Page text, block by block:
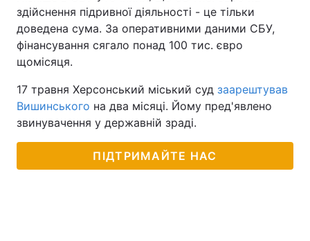
здійснення підривної діяльності - це тільки
доведена сума. За оперативними даними СБУ,
фінансування сягало понад 100 тис. євро
щомісяця.
17 травня Херсонський міський суд заарештував
Вишинського на два місяці. Йому пред'явлено
звинувачення у державній зраді.
ПІДТРИМАЙТЕ НАС